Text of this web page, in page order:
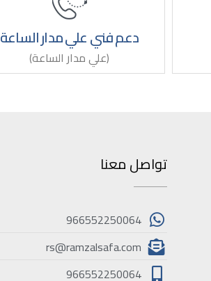
دعم فني علي مدار الساعة
(علي مدار الساعة)
تواصل معنا
966552250064
rs@ramzalsafa.com
966552250064